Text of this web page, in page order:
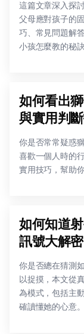
這篇文章深入探
父母應對孩子的
巧、常見問題解
小孩怎麼教的秘
如何看出
與實用判
你是否常常疑惑
喜歡一個人時的
實用技巧，幫助
如何知道
訊號大解密
你是否總在猜測
以捉摸，本文從
為模式，包括主
確讀懂她的心意。